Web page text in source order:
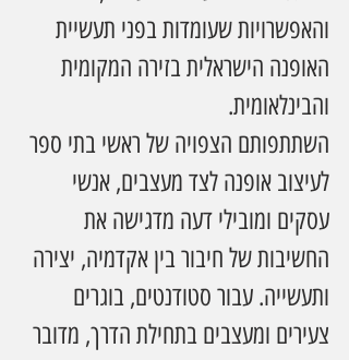
והאפשרויות שעומדות בפני תעשיית
האופנה הישראלית בזירה המקומית
והבינלאומית.
השתתפותם הצפויה של ראשי בתי ספר
לעיצוב אופנה לצד מעצבים, אנשי
עסקים ומובילי דעה מדגישה את
החשיבות של חיבור בין אקדמיה, יצירה
ותעשייה. עבור סטודנטים, בוגרים
צעירים ומעצבים בתחילת הדרך, מדובר